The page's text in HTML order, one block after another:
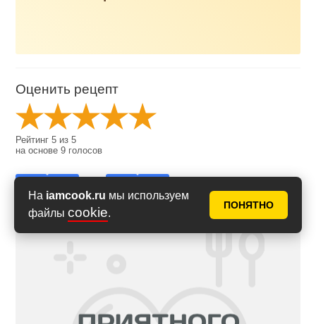
На iamcook.ru мы используем
файлы cookie.
ПОНЯТНО
Оценить рецепт
Рейтинг5 из5
на основе9 голосов